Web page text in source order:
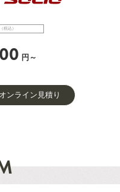
税込）
円～
オンライン見積り